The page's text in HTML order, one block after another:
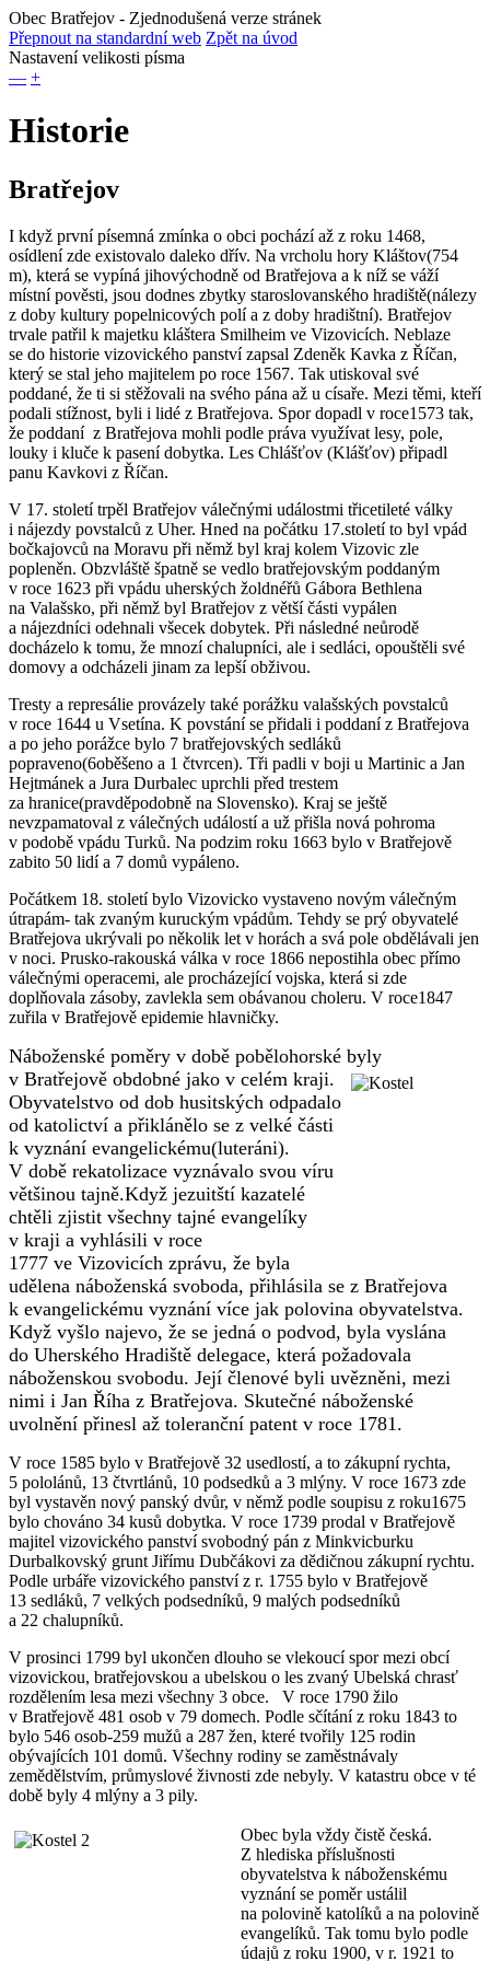
Obec Bratřejov - Zjednodušená verze stránek
Přepnout na standardní web Zpět na úvod
Nastavení velikosti písma
— +
Historie
Bratřejov
I když první písemná zmínka o obci pochází až z roku 1468,
osídlení zde existovalo daleko dřív. Na vrcholu hory Kláštov(754
m), která se vypíná jihovýchodně od Bratřejova a k níž se váží
místní pověsti, jsou dodnes zbytky staroslovanského hradiště(nálezy
z doby kultury popelnicových polí a z doby hradištní). Bratřejov
trvale patřil k majetku kláštera Smilheim ve Vizovicích. Neblaze
se do historie vizovického panství zapsal Zdeněk Kavka z Říčan,
který se stal jeho majitelem po roce 1567. Tak utiskoval své
poddané, že ti si stěžovali na svého pána až u císaře. Mezi těmi, kteří
podali stížnost, byli i lidé z Bratřejova. Spor dopadl v roce1573 tak,
že poddaní z Bratřejova mohli podle práva využívat lesy, pole,
louky i kluče k pasení dobytka. Les Chlášťov (Klášťov) připadl
panu Kavkovi z Říčan.
V 17. století trpěl Bratřejov válečnými událostmi třicetileté války
i nájezdy povstalců z Uher. Hned na počátku 17.století to byl vpád
bočkajovců na Moravu při němž byl kraj kolem Vizovic zle
popleněn. Obzvláště špatně se vedlo bratřejovským poddaným
v roce 1623 při vpádu uherských žoldnéřů Gábora Bethlena
na Valašsko, při němž byl Bratřejov z větší části vypálen
a nájezdníci odehnali všecek dobytek. Při následné neůrodě
docházelo k tomu, že mnozí chalupníci, ale i sedláci, opouštěli své
domovy a odcházeli jinam za lepší obživou.
Tresty a represálie provázely také porážku valašských povstalců
v roce 1644 u Vsetína. K povstání se přidali i poddaní z Bratřejova
a po jeho porážce bylo 7 bratřejovských sedláků
popraveno(6oběšeno a 1 čtvrcen). Tři padli v boji u Martinic a Jan
Hejtmánek a Jura Durbalec uprchli před trestem
za hranice(pravděpodobně na Slovensko). Kraj se ještě
nevzpamatoval z válečných událostí a už přišla nová pohroma
v podobě vpádu Turků. Na podzim roku 1663 bylo v Bratřejově
zabito 50 lidí a 7 domů vypáleno.
Počátkem 18. století bylo Vizovicko vystaveno novým válečným
útrapám- tak zvaným kuruckým vpádům. Tehdy se prý obyvatelé
Bratřejova ukrývali po několik let v horách a svá pole obdělávali jen
v noci. Prusko-rakouská válka v roce 1866 nepostihla obec přímo
válečnými operacemi, ale procházející vojska, která si zde
doplňovala zásoby, zavlekla sem obávanou choleru. V roce1847
zuřila v Bratřejově epidemie hlavničky.
Náboženské poměry v době pobělohorské byly
v Bratřejově obdobné jako v celém kraji.
Obyvatelstvo od dob husitských odpadalo
od katolictví a přiklánělo se z velké části
k vyznání evangelickému(luteráni).
V době rekatolizace vyznávalo svou víru
většinou tajně.Když jezuitští kazatelé
chtěli zjistit všechny tajné evangelíky
v kraji a vyhlásili v roce
1777 ve Vizovicích zprávu, že byla
udělena náboženská svoboda, přihlásila se z Bratřejova
k evangelickému vyznání více jak polovina obyvatelstva.
Když vyšlo najevo, že se jedná o podvod, byla vyslána
do Uherského Hradiště delegace, která požadovala
náboženskou svobodu. Její členové byli uvězněni, mezi
nimi i Jan Říha z Bratřejova. Skutečné náboženské
uvolnění přinesl až toleranční patent v roce 1781.
V roce 1585 bylo v Bratřejově 32 usedlostí, a to zákupní rychta,
5 pololánů, 13 čtvrtlánů, 10 podsedků a 3 mlýny. V roce 1673 zde
byl vystavěn nový panský dvůr, v němž podle soupisu z roku1675
bylo chováno 34 kusů dobytka. V roce 1739 prodal v Bratřejově
majitel vizovického panství svobodný pán z Minkvicburku
Durbalkovský grunt Jiřímu Dubčákovi za dědičnou zákupní rychtu.
Podle urbáře vizovického panství z r. 1755 bylo v Bratřejově
13 sedláků, 7 velkých podsedníků, 9 malých podsedníků
a 22 chalupníků.
V prosinci 1799 byl ukončen dlouho se vlekoucí spor mezi obcí
vizovickou, bratřejovskou a ubelskou o les zvaný Ubelská chrasť
rozdělením lesa mezi všechny 3 obce. V roce 1790 žilo
v Bratřejově 481 osob v 79 domech. Podle sčítání z roku 1843 to
bylo 546 osob-259 mužů a 287 žen, které tvořily 125 rodin
obývajících 101 domů. Všechny rodiny se zaměstnávaly
zemědělstvím, průmyslové živnosti zde nebyly. V katastru obce v té
době byly 4 mlýny a 3 pily.
Obec byla vždy čistě česká.
Z hlediska příslušnosti
obyvatelstva k náboženskému
vyznání se poměr ustálil
na polovině katolíků a na polovině
evangelíků. Tak tomu bylo podle
údajů z roku 1900, v r. 1921 to